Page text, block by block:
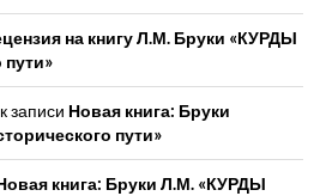
на книгу Л.М. Бруки «КУРДЫ
пути»
к записи Новая книга: Бруки
пути»
книга: Бруки Л.М. «КУРДЫ